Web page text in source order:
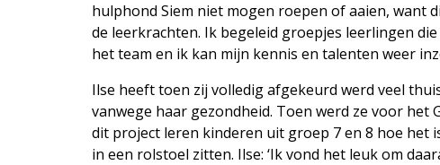
hulphond Siem niet mogen roepen of aaien, want
de leerkrachten. Ik begeleid groepjes leerlingen
het team en ik kan mijn kennis en talenten weer
Ilse heeft toen zij volledig afgekeurd werd veel
vanwege haar gezondheid. Toen werd ze voor het
dit project leren kinderen uit groep 7 en 8 hoe het
in een rolstoel zitten. Ilse: ‘Ik vond het leuk om